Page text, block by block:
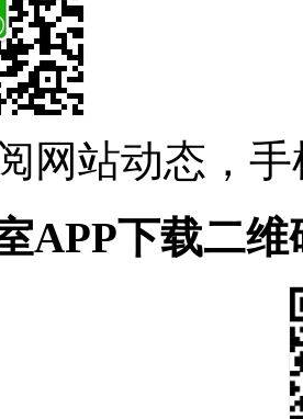
网站动态，
APP下载二维